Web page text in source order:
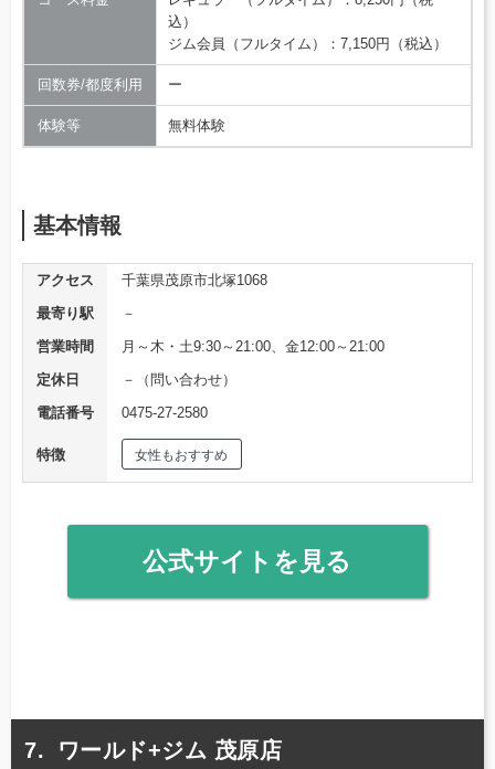
込）
ジム会員（フルタイム）：7,150円（税込）
回数券/都度利用 ー
体験等 無料体験
基本情報
アクセス
千葉県茂原市北塚1068
最寄り駅
－
営業時間
月～木・土9:30～21:00、金12:00～21:00
定休日
－（問い合わせ）
電話番号
0475-27-2580
特徴 女性もおすすめ
公式サイトを見る
ワールド+ジム 茂原店